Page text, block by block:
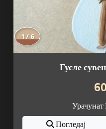
1 / 6
Гусле
Погледај